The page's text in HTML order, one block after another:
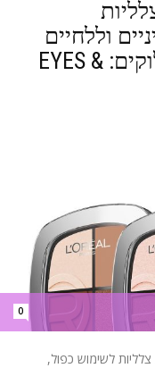
וללחיים
בשלושה גוונים ולאינספור לוקים: EYES &
0
לשימוש כפול,